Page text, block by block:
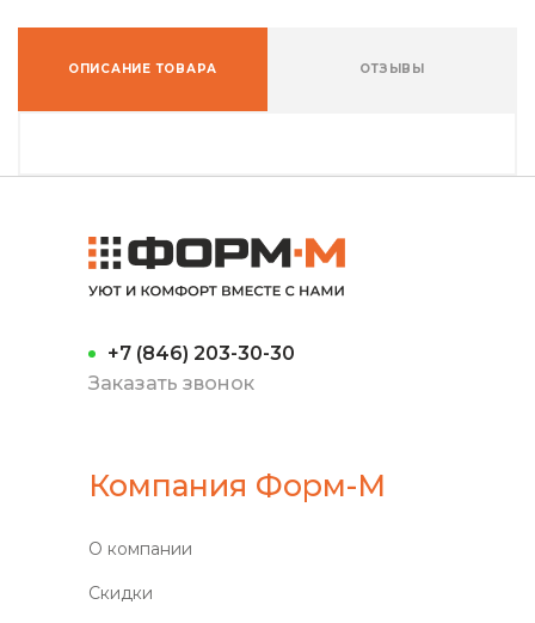
ОПИСАНИЕ ТОВАРА ОТЗЫВЫ
+7 (846) 203-30-30
Заказать звонок
Компания Форм-М
О компании
Скидки